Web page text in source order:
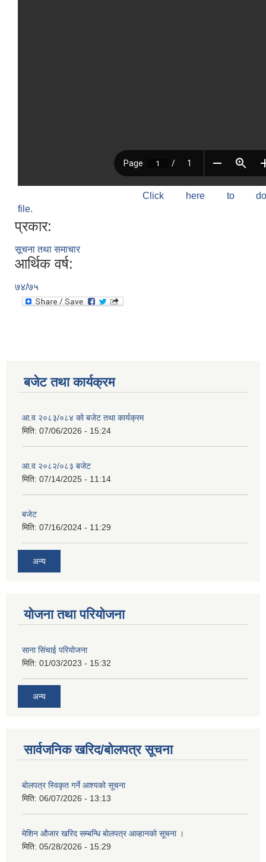
Click here to
file.
प्रकार:
सूचना तथा समाचार
आर्थिक वर्ष:
७४/७५
बजेट तथा कार्यक्रम
आ.व २०८३/०८४ को बजेट तथा कार्यक्रम
मिति: 07/06/2026 - 15:24
आ.व २०८२/०८३ बजेट
मिति: 07/14/2025 - 11:14
बजेट
मिति: 07/16/2024 - 11:29
अन्य
योजना तथा परियोजना
साना सिंचाई परियोजना
मिति: 01/03/2023 - 15:32
अन्य
सार्वजनिक खरिद/बोलपत्र सूचना
बोलपत्र स्विकृत गर्ने आश्यको सूचना
मिति: 06/07/2026 - 13:13
मेशिन औजार खरिद सम्बन्धि बोलपत्र आव्हानको सूचना ।
मिति: 05/28/2026 - 15:29